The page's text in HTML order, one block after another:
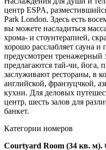
центр ESPA,
Park London. Здесь есть
вы можете насладиться
хрома- и стоунтерапией,
хорошо расслабляет сауна
предусмотрен тренажерный
предлагаются тай-чи, йога,
заслуживают рестораны, в
английской, франзуцчкой,
кухни. Для деловых
центр, шесть залов для
банкет.
Категории номеров
Courtyard Room (34 кв. м).